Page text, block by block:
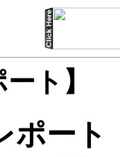
ト】
ポー